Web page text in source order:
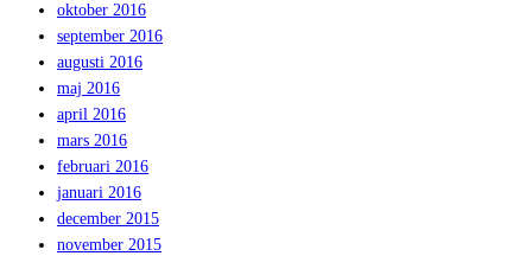
oktober 2016
september 2016
augusti 2016
maj 2016
april 2016
mars 2016
februari 2016
januari 2016
december 2015
november 2015